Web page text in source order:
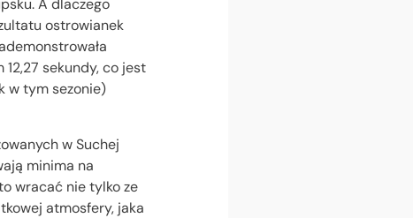
A dlaczego
ostrowianek
sekundy, co jest
w tym sezonie)
w Suchej
minima na
wracać nie tylko ze
atmosfery, jaka